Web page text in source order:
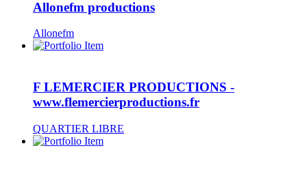
Allonefm productions
Allonefm
F LEMERCIER PRODUCTIONS -
www.flemercierproductions.fr
QUARTIER LIBRE